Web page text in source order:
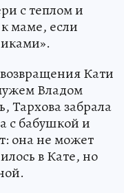
с теплом и
маме, если
Кати
Владом
Тархова забрала
с бабушкой и
она не может
в Кате, но